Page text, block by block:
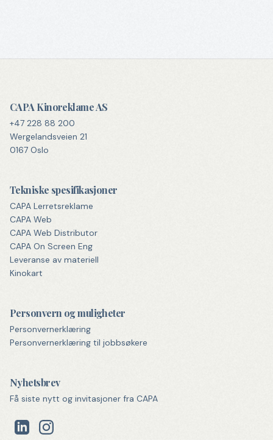
CAPA Kinoreklame AS
+47 228 88 200
Wergelandsveien 21
0167 Oslo
Tekniske spesifikasjoner
CAPA Lerretsreklame
CAPA Web
CAPA Web Distributor
CAPA On Screen Eng
Leveranse av materiell
Kinokart
Personvern og muligheter
Personvernerklæring
Personvernerklæring til jobbsøkere
Nyhetsbrev
Få siste nytt og invitasjoner fra CAPA